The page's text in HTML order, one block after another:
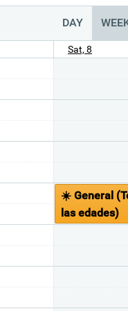
DAY
Sat, 8
☀️ General
las edades)